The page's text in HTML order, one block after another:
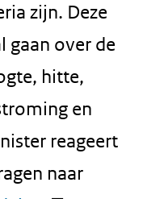
zijn. Deze
gaan over de
hitte,
en
reageert
naar